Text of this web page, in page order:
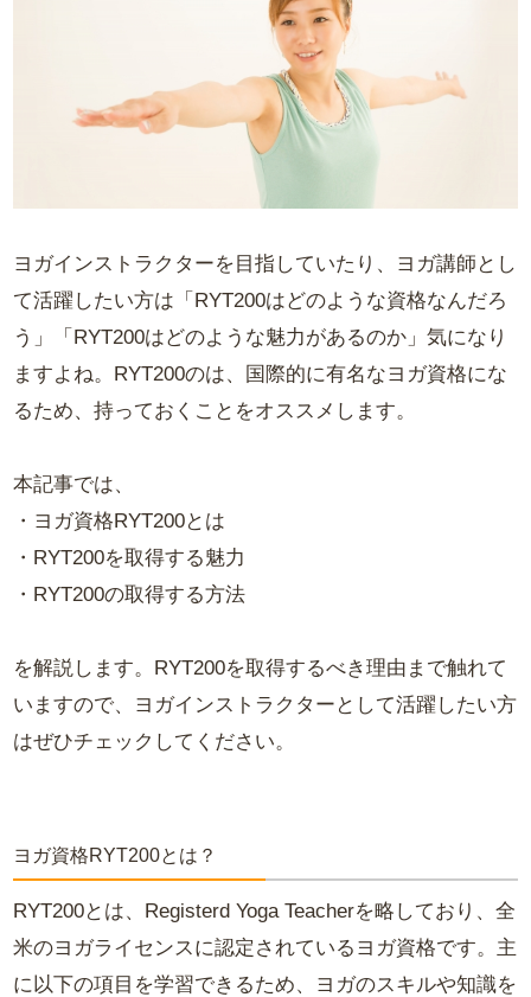
ヨガインストラクターを目指していたり、ヨガ講師とし
て活躍したい方は「RYT200はどのような資格なんだろ
う」「RYT200はどのような魅力があるのか」気になり
ますよね。RYT200のは、国際的に有名なヨガ資格にな
るため、持っておくことをオススメします。
本記事では、
・ヨガ資格RYT200とは
・RYT200を取得する魅力
・RYT200の取得する方法
を解説します。RYT200を取得するべき理由まで触れて
いますので、ヨガインストラクターとして活躍したい方
はぜひチェックしてください。
ヨガ資格RYT200とは？
RYT200とは、Registerd Yoga Teacherを略しており、全
米のヨガライセンスに認定されているヨガ資格です。主
に以下の項目を学習できるため、ヨガのスキルや知識を